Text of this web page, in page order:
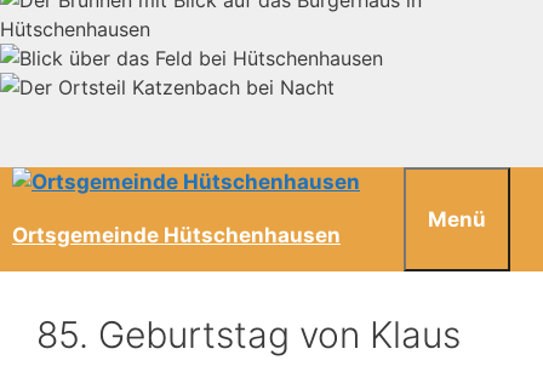
Ortsgemeinde Hütschenhausen
Menü
85. Geburtstag von Klaus